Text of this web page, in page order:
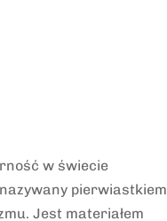
w świecie
pierwiastkiem
Jest materiałem